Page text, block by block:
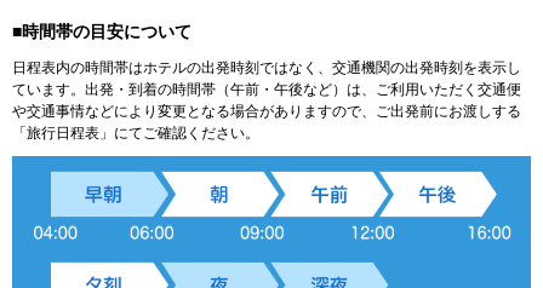
■時間帯の目安について
日程表内の時間帯はホテルの出発時刻ではなく、交通機関の出発時刻を表示し
ています。出発・到着の時間帯（午前・午後など）は、ご利用いただく交通便
や交通事情などにより変更となる場合がありますので、ご出発前にお渡しする
「旅行日程表」にてご確認ください。